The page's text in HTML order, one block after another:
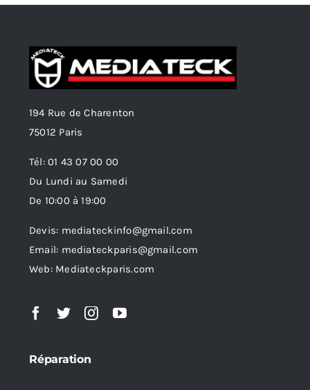
194 Rue de Charenton
75012 Paris
Tél: 01 43 07 00 00
Du Lundi au Samedi
De 10:00 à 19:00
Devis: mediateckinfo@gmail.com
Email: mediateckparis@gmail.com
Web: Mediateckparis.com
Réparation